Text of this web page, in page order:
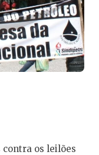
contra os leilões